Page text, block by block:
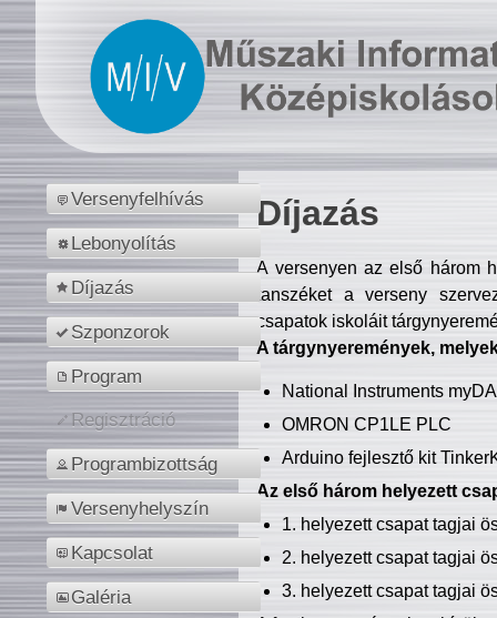
Versenyfelhívás
Lebonyolítás
Díjazás
Szponzorok
Program
Regisztráció
Programbizottság
Versenyhelyszín
Kapcsolat
Galéria
Díjazás
A versenyen az első három
tanszéket a verseny
csapatok iskoláit
A tárgynyeremények,
National Instruments
OMRON CP1LE PLC
Arduino fejlesztő kit
Az első három helyezett
1. helyezett csapat tagjai
2. helyezett csapat tagjai
3. helyezett csapat tagjai